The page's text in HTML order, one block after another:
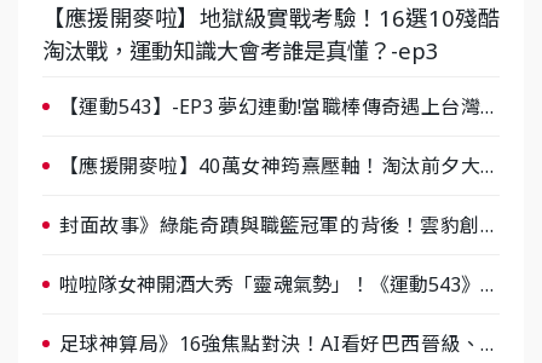
【應援開麥啦】地獄級實戰考驗！16選10殘酷
淘汰戰，運動知識大會考誰是真懂？-ep3
【運動543】-EP3 夢幻連動!當職棒傳奇遇上台灣女
【應援開麥啦】40萬女神筠熹壓軸！淘汰前夕大混
封面故事》綠能奇蹟與職籃冠軍的背後！雲豹創辦
啦啦隊女神開酒大秀「靈魂氣勢」！《運動543》微
足球神算局》16強焦點對決！AI看好巴西晉級、數